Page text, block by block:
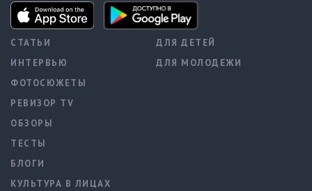
СТАТЬИ
ИНТЕРВЬЮ
ФОТОСЮЖЕТЫ
РЕВИЗОР TV
ОБЗОРЫ
ТЕСТЫ
БЛОГИ
КУЛЬТУРА В ЛИЦАХ
ДЛЯ ДЕТЕЙ
ДЛЯ МОЛОДЕЖИ